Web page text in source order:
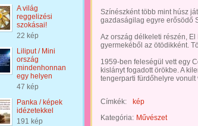
A világ
reggelizési
szokásai!
22 kép
Liliput / Mini
ország
mindenhonnan
egy helyen
47 kép
Panka / képek
idézetekkel
191 kép
Színészként több mint húsz
gazdaságilag egyre erősödő
Az ország délkeleti részén,
gyermekéből az ötödikként.
1959-ben feleségül vett egy
kislányt fogadott örökbe. A
tengerparti fürdőhelyre
Címkék:
kép
Kategória: Művészet